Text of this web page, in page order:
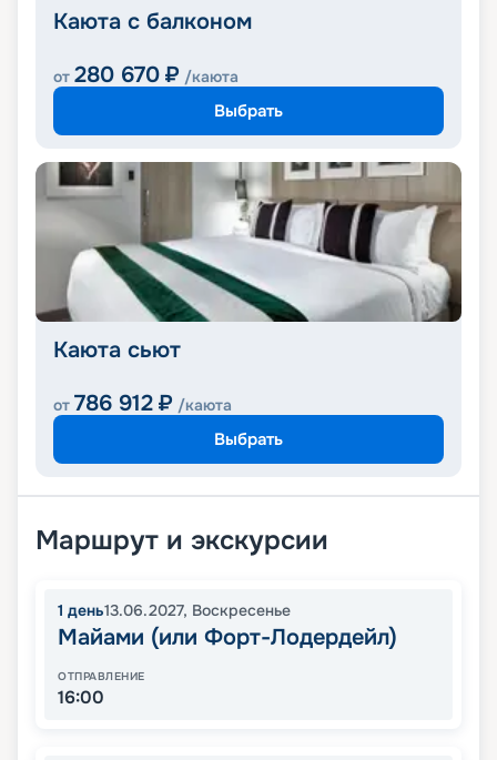
Каюта с балконом
от 280 670 ₽ /каюта
Выбрать
Каюта сьют
от 786 912 ₽ /каюта
Выбрать
Маршрут и экскурсии
1 день13.06.2027, Воскресенье
Майами (или Форт-Лодердейл)
ОТПРАВЛЕНИЕ
16:00